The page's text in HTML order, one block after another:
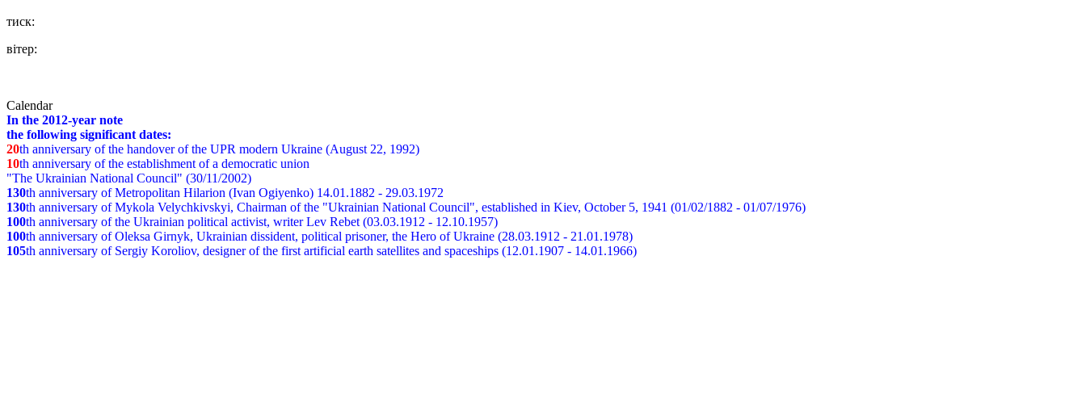
тиск:
вітер:
Calendar
In the 2012-year note
the following significant dates:
20th anniversary of the handover of the UPR modern Ukraine (August 22, 1992)
10th anniversary of the establishment of a democratic union
"The Ukrainian National Council" (30/11/2002)
130th anniversary of Metropolitan Hilarion (Ivan Ogiyenko) 14.01.1882 - 29.03.1972
130th anniversary of Mykola Velychkivskyi, Chairman of the "Ukrainian National Council", established in Kiev, October 5, 1941 (01/02/1882 - 01/07/1976)
100th anniversary of the Ukrainian political activist, writer Lev Rebet (03.03.1912 - 12.10.1957)
100th anniversary of Oleksa Girnyk, Ukrainian dissident, political prisoner, the Hero of Ukraine (28.03.1912 - 21.01.1978)
105th anniversary of Sergiy Koroliov, designer of the first artificial earth satellites and spaceships (12.01.1907 - 14.01.1966)